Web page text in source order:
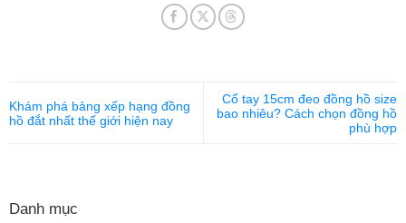
Khám phá bảng xếp hạng đồng
hồ đắt nhất thế giới hiện nay
Cổ tay 15cm đeo đồng hồ size
bao nhiêu? Cách chọn đồng hồ
phù hợp
Danh mục